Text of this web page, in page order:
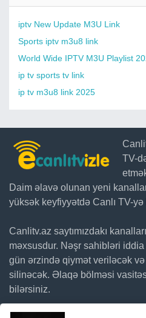
iptv New Update M3U Link
Sports iptv m3u8 link
World Wide IPTV M3U Playlist
ip tv sports tv link
ip tv m3u8 link 2025
TV-
Daim əlavə olunan yeni
yüksək keyfiyyətdə Canlı TV-
Canlitv.az saytımızdakı
məxsusdur. Nəşr sahibləri
gün ərzində qiymət veriləcək
silinəcək. Əlaqə bölməsi
bilərsiniz.